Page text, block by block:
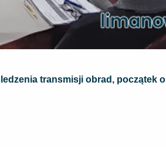
transmisji obrad, początek o